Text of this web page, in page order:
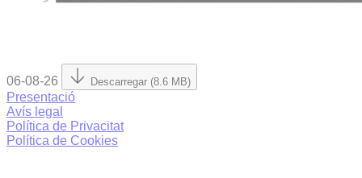
06-08-26 Descarregar (8.6 MB)
Presentació
Avís legal
Política de Privacitat
Política de Cookies